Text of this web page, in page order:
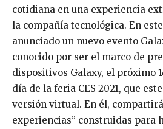
cotidiana en una experiencia
la compañía tecnológica. En
anunciado un nuevo evento
conocido por ser el marco de
dispositivos Galaxy, el próximo
día de la feria CES 2021, que
versión virtual. En él,
experiencias” construidas para